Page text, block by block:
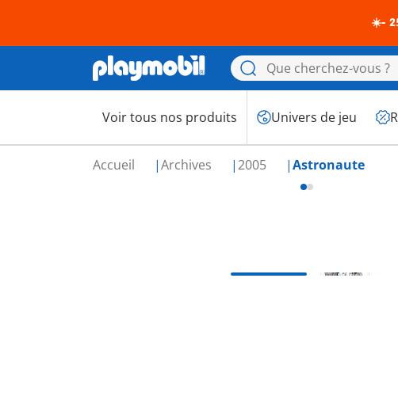
☀️-
Voir tous nos produits Univers de jeu
Accueil Archives 2005 Astronaute